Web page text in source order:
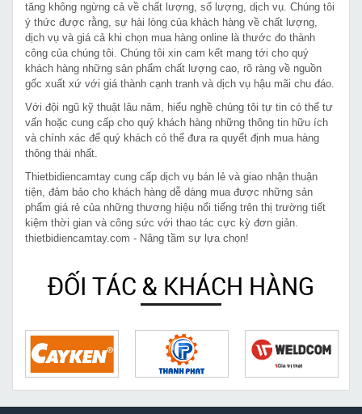
tăng không ngừng cả về chất lượng, số lượng, dịch vụ. Chúng tôi
ý thức được rằng, sự hài lòng của khách hàng về chất lượng,
dịch vụ và giá cả khi chọn mua hàng online là thước đo thành
công của chúng tôi. Chúng tôi xin cam kết mang tới cho quý
khách hàng những sản phẩm chất lượng cao, rõ ràng về nguồn
gốc xuất xứ với giá thành cạnh tranh và dịch vụ hậu mãi chu đáo.
Với đội ngũ kỹ thuật lâu năm, hiểu nghề chúng tôi tự tin có thể tư
vấn hoặc cung cấp cho quý khách hàng những thông tin hữu ích
và chính xác để quý khách có thể đưa ra quyết định mua hàng
thông thái nhất.
Thietbidiencamtay cung cấp dịch vụ bán lẻ và giao nhận thuận
tiện, đảm bảo cho khách hàng dễ dàng mua được những sản
phẩm giá rẻ của những thương hiệu nổi tiếng trên thị trường tiết
kiệm thời gian và công sức với thao tác cực kỳ đơn giản.
thietbidiencamtay.com - Nâng tầm sự lựa chọn!
ĐỐI TÁC & KHÁCH HÀNG